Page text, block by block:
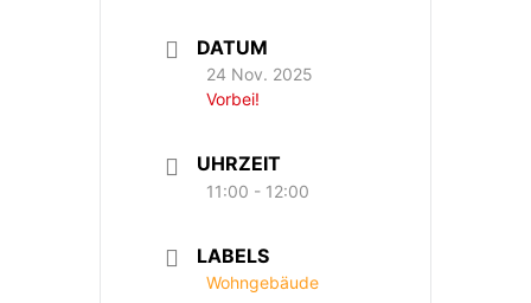
DATUM
24 Nov. 2025
Vorbei!
UHRZEIT
11:00 - 12:00
LABELS
Wohngebäude